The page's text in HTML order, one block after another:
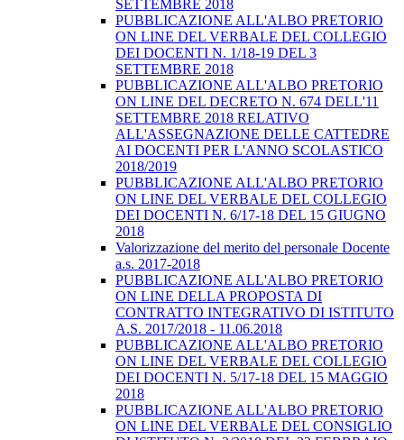
SETTEMBRE 2018
PUBBLICAZIONE ALL'ALBO PRETORIO
ON LINE DEL VERBALE DEL COLLEGIO
DEI DOCENTI N. 1/18-19 DEL 3
SETTEMBRE 2018
PUBBLICAZIONE ALL'ALBO PRETORIO
ON LINE DEL DECRETO N. 674 DELL'11
SETTEMBRE 2018 RELATIVO
ALL'ASSEGNAZIONE DELLE CATTEDRE
AI DOCENTI PER L'ANNO SCOLASTICO
2018/2019
PUBBLICAZIONE ALL'ALBO PRETORIO
ON LINE DEL VERBALE DEL COLLEGIO
DEI DOCENTI N. 6/17-18 DEL 15 GIUGNO
2018
Valorizzazione del merito del personale Docente
a.s. 2017-2018
PUBBLICAZIONE ALL'ALBO PRETORIO
ON LINE DELLA PROPOSTA DI
CONTRATTO INTEGRATIVO DI ISTITUTO
A.S. 2017/2018 - 11.06.2018
PUBBLICAZIONE ALL'ALBO PRETORIO
ON LINE DEL VERBALE DEL COLLEGIO
DEI DOCENTI N. 5/17-18 DEL 15 MAGGIO
2018
PUBBLICAZIONE ALL'ALBO PRETORIO
ON LINE DEL VERBALE DEL CONSIGLIO